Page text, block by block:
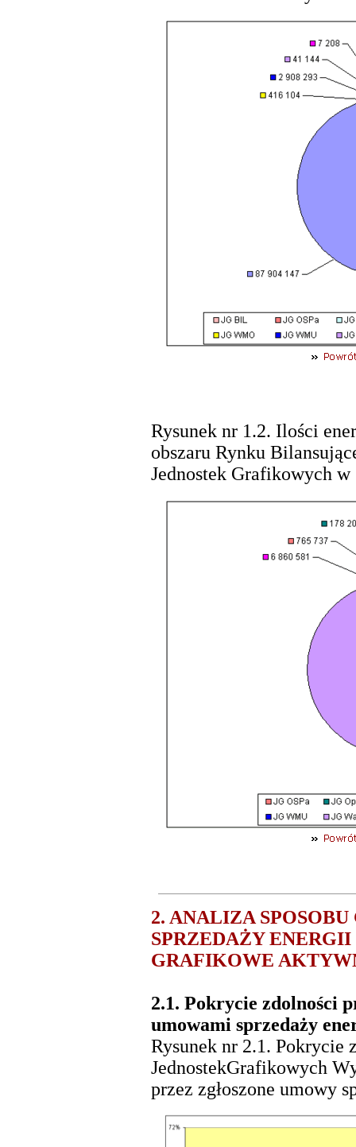
Rysunek nr 1.2. Ilości
obszaru Rynku
Jednostek Grafikowych w
2. ANALIZA
SPRZEDAŻY
GRAFIKOWE
2.1. Pokrycie zdolności
umowami sprzedaży
Rysunek nr 2.1. Pokrycie
JednostekGrafikowych
przez zgłoszone umowy